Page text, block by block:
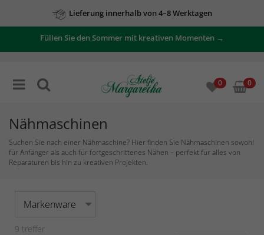
Lieferung innerhalb von 4–8 Werktagen
Zu unseren Angeboten
Füllen Sie den Sommer mit kreativen Momenten →
0 0
Nähmaschinen
Suchen Sie nach einer Nähmaschine? Hier finden Sie Nähmaschinen sowohl
für Anfänger als auch für fortgeschrittenes Nähen – perfekt für alles von
Reparaturen bis hin zu kreativen Projekten.
Markenware
9 treffer